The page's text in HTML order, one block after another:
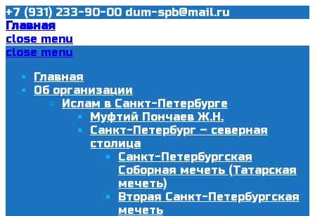
+7 (931) 233-90-00 dum-spb@mail.ru
Главная
close menu
close menu
Главная
Об организации
Ислам в Санкт-Петербурге
Муфтий Пончаев Ж.Н.
Санкт-Петербург – северная
столица
Санкт-Петербургская
Соборная мечеть (Татарская
мечеть)
Вторая Санкт-Петербургская
мечеть